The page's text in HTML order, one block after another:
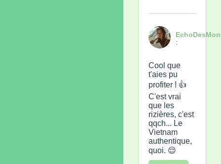
:
Cool que
t'aies pu
profiter ! 👍
C'est vrai
que les
rizières, c'est
qqch... Le
Vietnam
authentique,
quoi. 😌